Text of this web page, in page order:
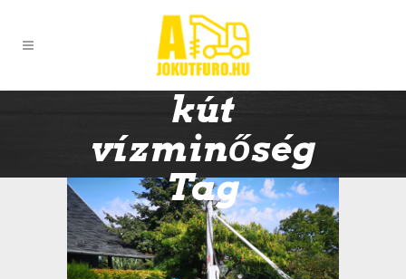
kút
vízminőség
Tag